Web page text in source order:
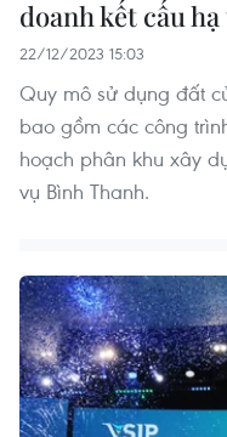
doanh kết cấu
22/12/2023 15:03
Quy mô sử dụng đất
bao gồm các công
hoạch phân khu xây
vụ Bình Thanh.